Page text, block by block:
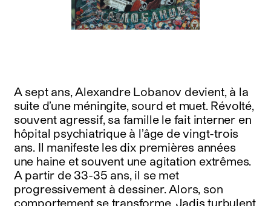
A sept ans, Alexandre Lobanov devient, à la
suite d’une méningite, sourd et muet. Révolté,
souvent agressif, sa famille le fait interner en
hôpital psychiatrique à l’âge de vingt-trois
ans. Il manifeste les dix premières années
une haine et souvent une agitation extrêmes.
A partir de 33-35 ans, il se met
progressivement à dessiner. Alors, son
comportement se transforme. Jadis turbulent